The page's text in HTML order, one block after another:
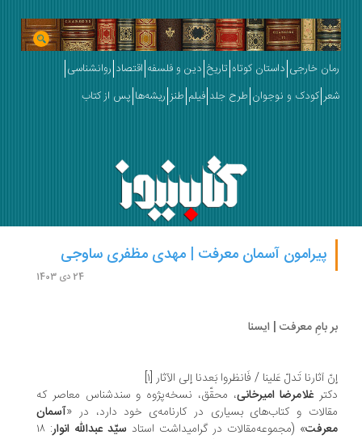
خارجی داستان کوتاه تاریخ دین و فلسفه اقتصاد روانشناسی
کودک و نوجوان طرح جلد فیلم طنز ریشه‌ها پس از کتاب
پیرامون آسمان معرفت | مهدی مظفری ساوجی
بامِ معرفت | ایسنا
آثارنا تَدلّ عَلینا / فَانظروا بَعدنا إلی الآثار [۱]
غلامرضا امیرخانی، محقّق، نسخه‌پژوه و سندشناس معاصر که
و کتاب‌های بسیاری در کارنامه‌ی خود دارد، در « آسمان
» (مجموعه‌مقالات در گرامیداشت استاد سیّد عبدالله انوار
: ۱۸